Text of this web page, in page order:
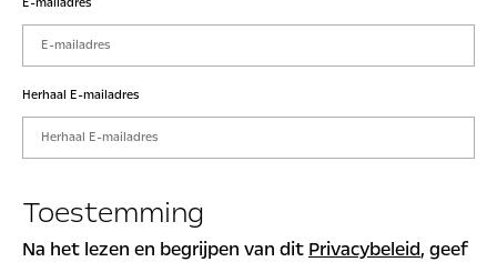
E-mailadres
Herhaal E-mailadres
Toestemming
Na het lezen en begrijpen van dit Privacybeleid, geef